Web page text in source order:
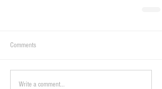
Comments
Write a comment...